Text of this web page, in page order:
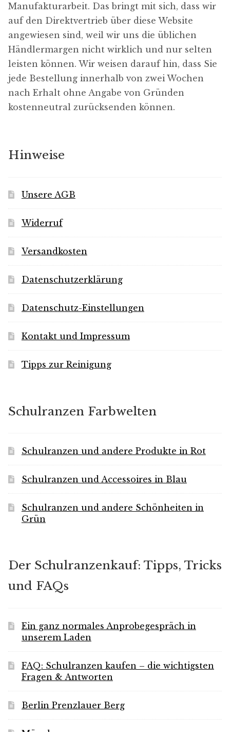
Manufakturarbeit. Das bringt mit sich, dass wir
auf den Direktvertrieb über diese Website
angewiesen sind, weil wir uns die üblichen
Händlermargen nicht wirklich und nur selten
leisten können. Wir weisen darauf hin, dass Sie
jede Bestellung innerhalb von zwei Wochen
nach Erhalt ohne Angabe von Gründen
kostenneutral zurücksenden können.
Hinweise
Unsere AGB
Widerruf
Versandkosten
Datenschutzerklärung
Datenschutz-Einstellungen
Kontakt und Impressum
Tipps zur Reinigung
Schulranzen Farbwelten
Schulranzen und andere Produkte in Rot
Schulranzen und Accessoires in Blau
Schulranzen und andere Schönheiten in
Grün
Der Schulranzenkauf: Tipps, Tricks
und FAQs
Ein ganz normales Anprobegespräch in
unserem Laden
FAQ: Schulranzen kaufen – die wichtigsten
Fragen & Antworten
Berlin Prenzlauer Berg